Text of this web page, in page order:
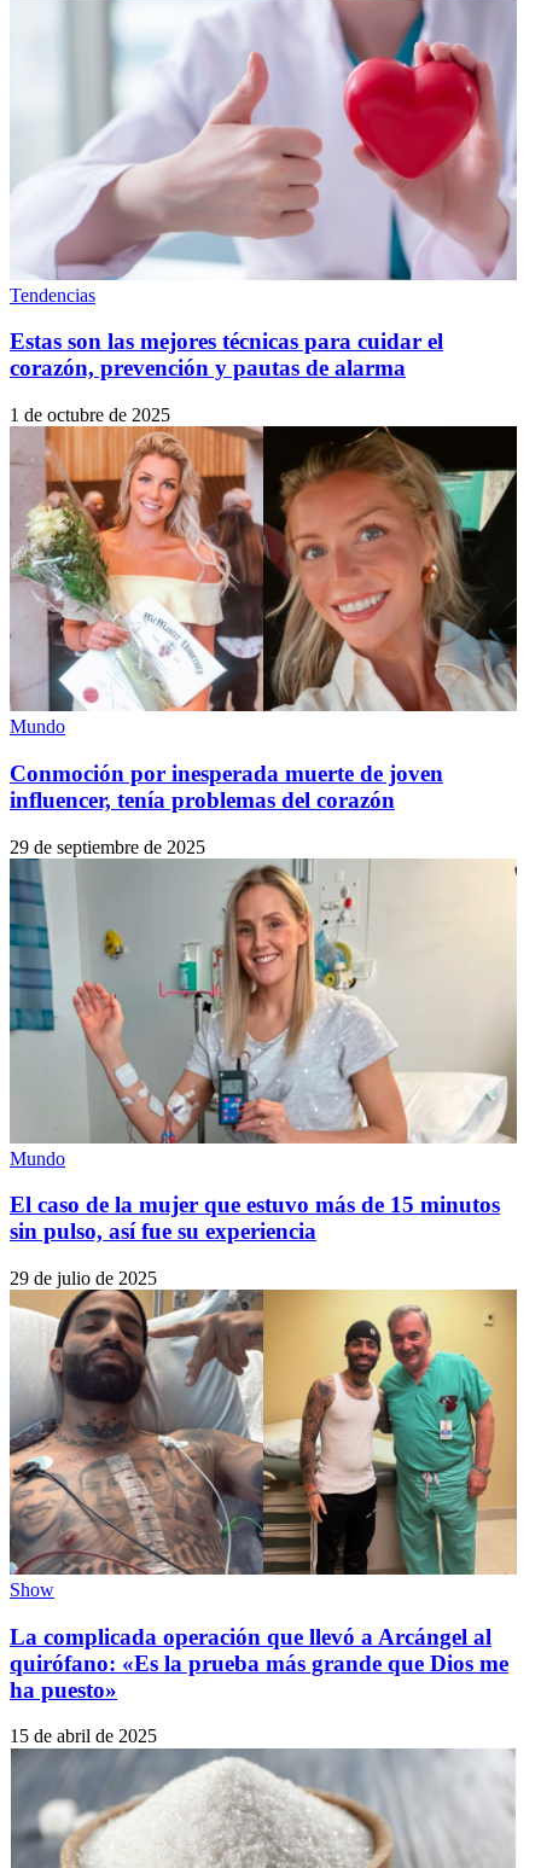
Tendencias
Estas son las mejores técnicas para cuidar el
corazón, prevención y pautas de alarma
1 de octubre de 2025
Mundo
Conmoción por inesperada muerte de joven
influencer, tenía problemas del corazón
29 de septiembre de 2025
Mundo
El caso de la mujer que estuvo más de 15 minutos
sin pulso, así fue su experiencia
29 de julio de 2025
Show
La complicada operación que llevó a Arcángel al
quirófano: «Es la prueba más grande que Dios me
ha puesto»
15 de abril de 2025